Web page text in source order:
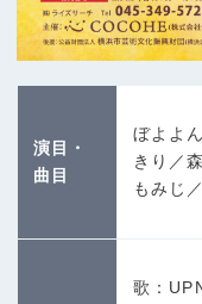
演目・
曲目
ぼよよ
きり／
もみじ
歌：